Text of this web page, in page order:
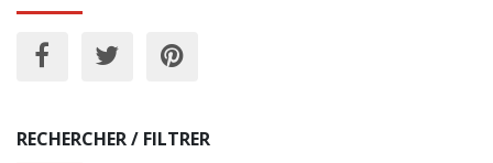
RECHERCHER / FILTRER